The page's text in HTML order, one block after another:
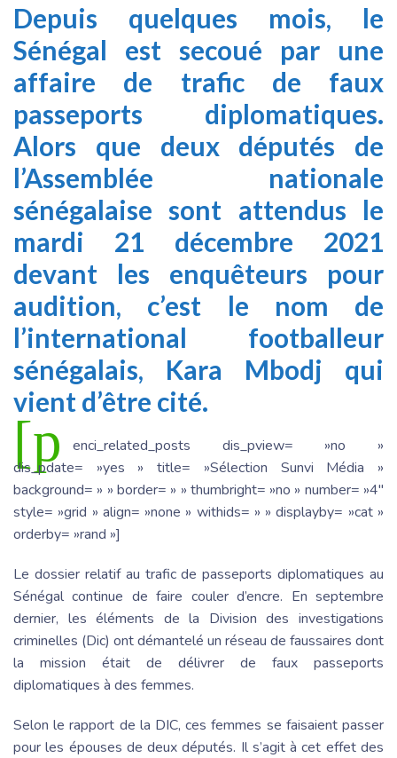
Depuis quelques mois, le
Sénégal est secoué par une
affaire de trafic de faux
passeports diplomatiques.
Alors que deux députés de
l’Assemblée nationale
sénégalaise sont attendus le
mardi 21 décembre 2021
devant les enquêteurs pour
audition, c’est le nom de
l’international footballeur
sénégalais, Kara Mbodj qui
vient d’être cité.
[p
enci_related_posts dis_pview= »no »
dis_pdate= »yes » title= »Sélection Sunvi Média »
background= » » border= » » thumbright= »no » number= »4″
style= »grid » align= »none » withids= » » displayby= »cat »
orderby= »rand »]
Le dossier relatif au trafic de passeports diplomatiques au
Sénégal continue de faire couler d’encre. En septembre
dernier, les éléments de la Division des investigations
criminelles (Dic) ont démantelé un réseau de faussaires dont
la mission était de délivrer de faux passeports
diplomatiques à des femmes.
Selon le rapport de la DIC, ces femmes se faisaient passer
pour les épouses de deux députés. Il s’agit à cet effet des